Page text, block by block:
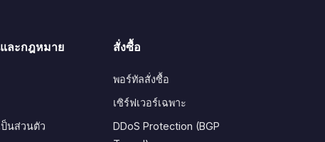
ละกฎหมาย
นส่วนตัว
สั่งซื้อ
พอร์ทัลสั่งซื้อ
เซิร์ฟเวอร์เฉพาะ
DDoS Protection (BGP